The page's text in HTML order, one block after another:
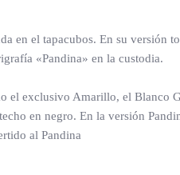
en el tapacubos. En su versión
«Pandina» en la custodia.
el exclusivo Amarillo, el Blanco
en negro. En la versión
al Pandina